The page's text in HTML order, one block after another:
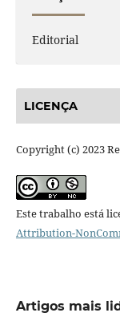
Editorial
LICENÇA
Copyright (c) 2023
Este trabalho está
Attribution-
Artigos mais